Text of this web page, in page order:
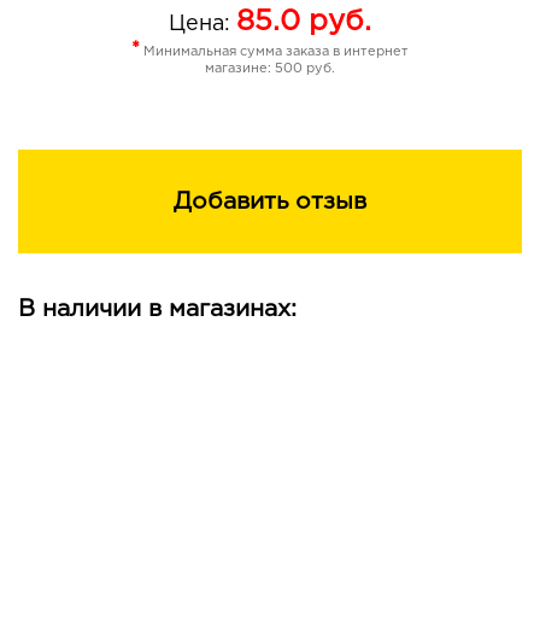
Цена: 85.0 руб.
* Минимальная сумма заказа в интернет
магазине: 500 руб.
Добавить отзыв
В наличии в магазинах: